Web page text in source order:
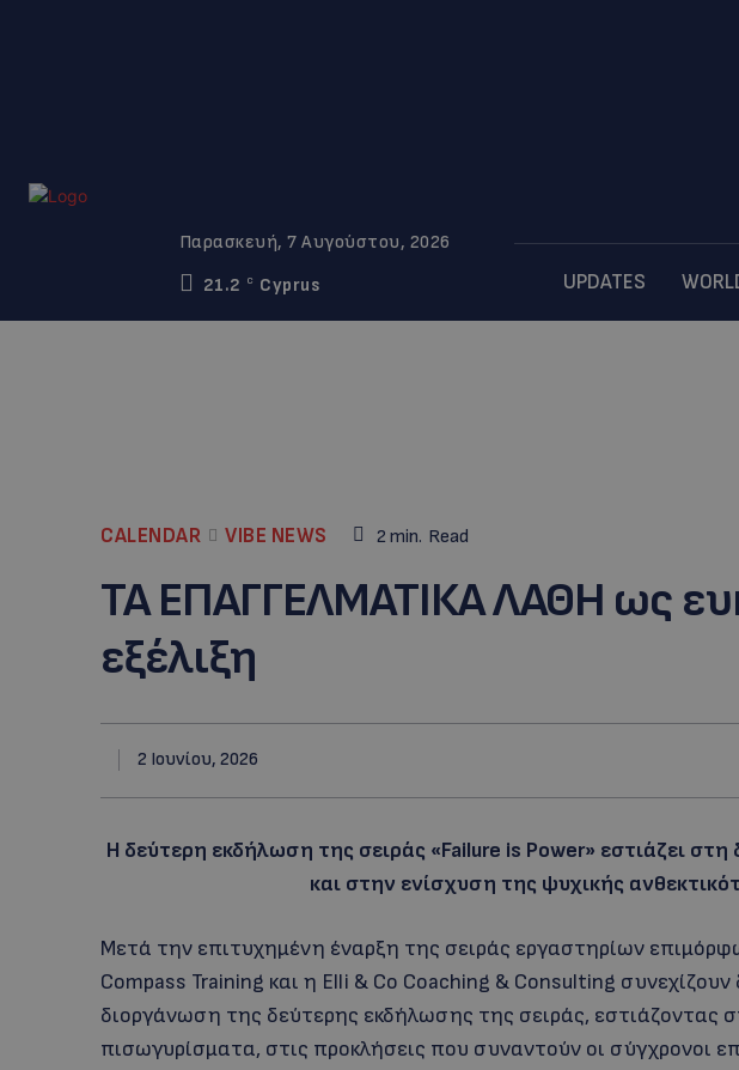
Παρασκευή, 7 Αυγούστου, 2026
21.2
C Cyprus UPDATES
CALENDAR VIBE NEWS 2 min. Read
ΤΑ ΕΠΑΓΓΕΛΜΑΤΙΚΑ ΛΑΘΗ ως
εξέλιξη
2 Ιουνίου, 2026
Η δεύτερη εκδήλωση της σειράς «Failure is Power» εστιάζει στη
και στην ενίσχυση της ψυχικής
Μετά την επιτυχημένη έναρξη της σειράς εργαστηρίων
Compass Training και η Elli & Co Coaching & Consulting συνεχίζουν
διοργάνωση της δεύτερης εκδήλωσης της σειράς, εστιάζοντας
πισωγυρίσματα, στις προκλήσεις που συναντούν οι σύγχρονοι